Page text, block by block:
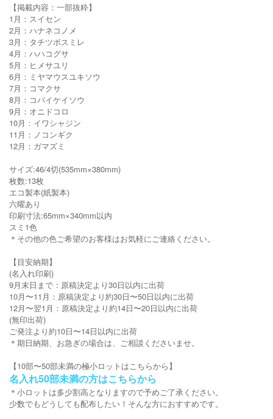
【掲載内容：一部抜粋】
1月：スイセン
2月：ハナネコノメ
3月：タチツボスミレ
4月：ハハコグサ
5月：ヒメサユリ
6月：ミヤマウスユキソウ
7月：コマクサ
8月：コバイケイソウ
9月：オニドコロ
10月：イワシャジン
11月：ノコンギク
12月：ガマズミ
サイズ:46/4切(535mm×380mm)
枚数:13枚
エコ製本(紙製本)
六曜あり
印刷寸法:65mm×340mm以内
スミ1色
＊その他の色ご希望のお客様はお気軽にご連絡ください。
【目安納期】
(名入れ印刷)
9月末日まで：原稿決定より30日以内に出荷
10月〜11月：原稿決定より約30日〜50日以内に出荷
12月〜翌1月：原稿決定より約14日〜20日以内に出荷
(無印出荷)
ご発注より約10日〜14日以内に出荷
＊期日納期、お急ぎの場合は、ご相談くださいませ。
【10部〜50部未満の極小ロットはこちらから】
名入れ50部未満の方はこちらから
＊小ロットは多少割高となりますので予めご了承ください。
少数でもどうしても配布したい！そんな方におすすめです。